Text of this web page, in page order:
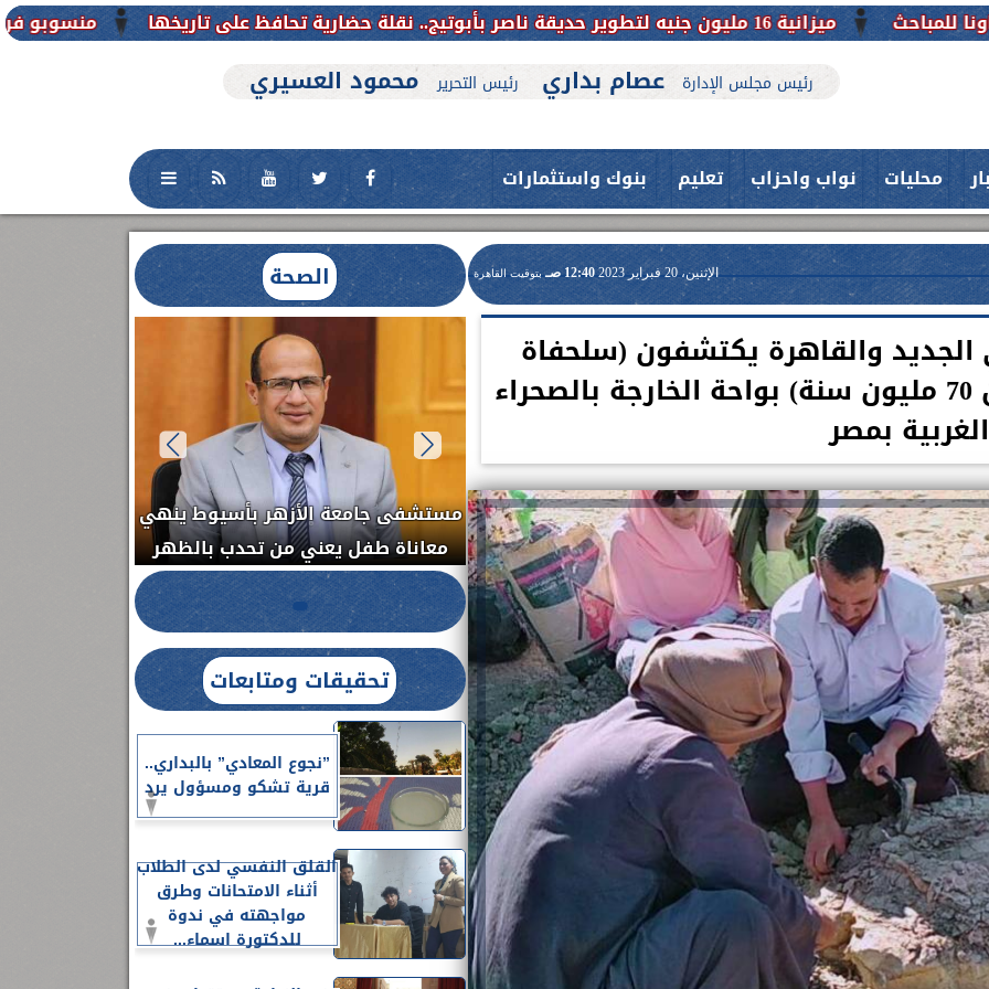
منسوبو فرع جامعة الأزهر حضارية تحافظ على تاريخها
رئيس مجلس الإدارة عصام بداري رئيس التحرير محمود العسيري
محليات نواب واحزاب تعليم بنوك واستثمارات
الإثنين، 20 فبراير 2023 12:40 صـ بتوقيت القاهرة
الجديد والقاهرة يكتشفون (سلحفاة
نهرية يرجع عمرها لأكثر من 70 مليون سنة) بواحة الخارجة بالصحراء
الغربية بمصر
الصحة
العلاج الحر بمنفلوط بالتعاون مع هيئة
الدواء المصرية يشن حملة رقابية مكبرة
لضبط المنشآت الطبية المخالفة.....
فريق طبي بقسم الأنف والأذن
والحنجرة ينجح في استئصال ورم خبيث
من...
اعلن الدكتور طارق على ، القائم بأعمال
رئيس جامعة بني سويف نجاحاً طبياً
جديد بمستشفيات الجامعة...
تحقيقات ومتابعات
”نجوع المعادي” بالبداري..
قرية تشكو ومسؤول يرد
القلق النفسي لدى الطلاب
أثناء الامتحانات وطرق
مواجهته في ندوة
للدكتورة اسماء...